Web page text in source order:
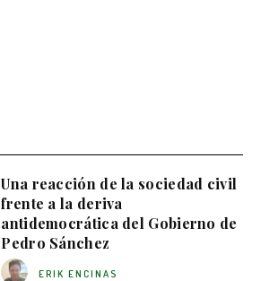
Una reacción de la sociedad civil
frente a la deriva
antidemocrática del Gobierno de
Pedro Sánchez
ERIK ENCINAS